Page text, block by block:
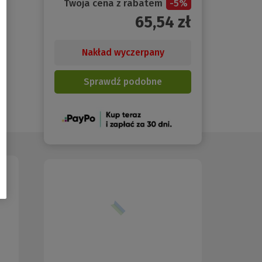
Twoja cena z rabatem -5%
65,54 zł
Nakład wyczerpany
Sprawdź podobne
(Nowe